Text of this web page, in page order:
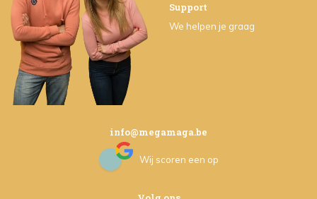
Support
We helpen je graag
info@megamaga.be
Wij scoren een op